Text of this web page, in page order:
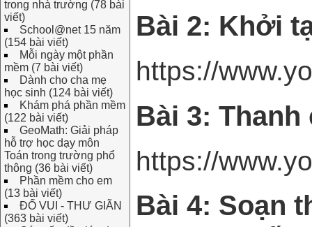
trong nhà trường (78 bài
viết)
School@net 15 năm
(154 bài viết)
Mỗi ngày một phần
mềm (7 bài viết)
Dành cho cha mẹ
học sinh (124 bài viết)
Khám phá phần mềm
(122 bài viết)
GeoMath: Giải pháp
hỗ trợ học dạy môn
Toán trong trường phổ
thông (36 bài viết)
Phần mềm cho em
(13 bài viết)
ĐỐ VUI - THƯ GIÃN
(363 bài viết)
Bài 2: Khởi
https://
Bài 3:
https://
Bài 4: Soạn